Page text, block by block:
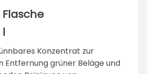
Flasche
l
Konzentrat zur
Entfernung grüner Beläge und